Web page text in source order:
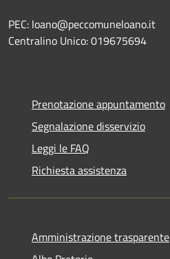
PEC: loano@peccomuneloano.it
Centralino Unico: 019675694
Prenotazione appuntamento
Segnalazione disservizio
Leggi le FAQ
Richiesta assistenza
Amministrazione trasparente